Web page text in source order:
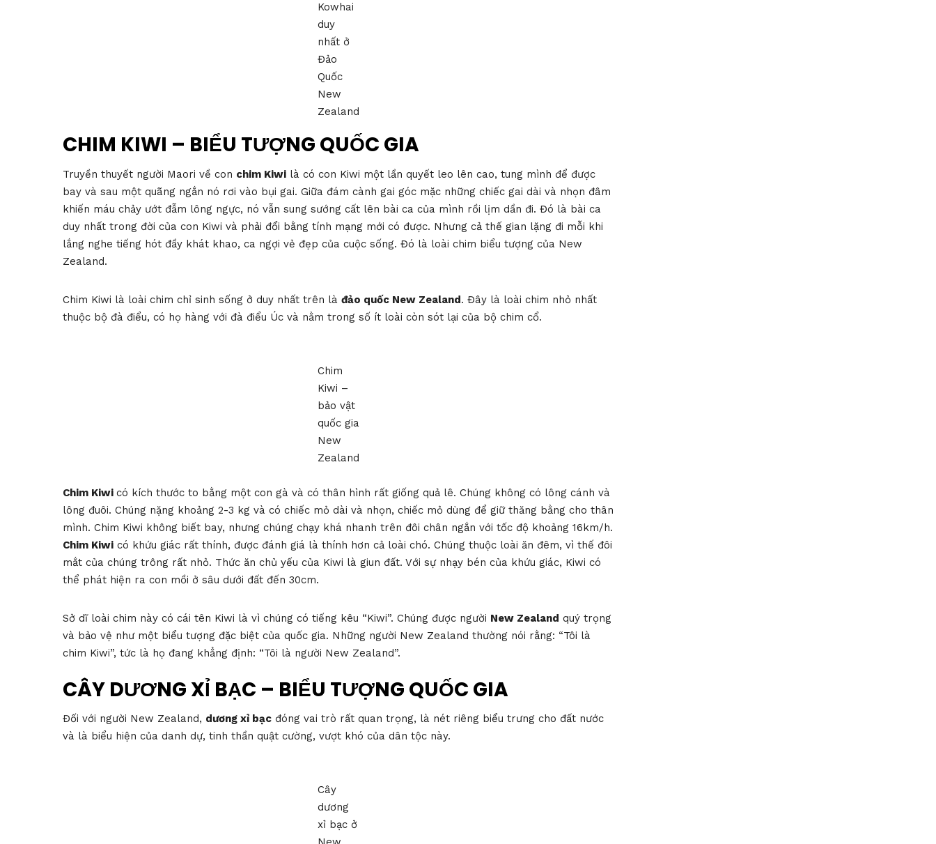
Kowhai
duy
nhất ở
Đảo
Quốc
New
Zealand
CHIM KIWI – BIỂU TƯỢNG QUỐC GIA
Truyền thuyết người Maori về con chim Kiwi là có con Kiwi một lần quyết leo lên cao, tung mình để được
bay và sau một quãng ngắn nó rơi vào bụi gai. Giữa đám cành gai góc mặc những chiếc gai dài và nhọn đâm
khiến máu chảy ướt đẫm lông ngực, nó vẫn sung sướng cất lên bài ca của mình rồi lịm dần đi. Đó là bài ca
duy nhất trong đời của con Kiwi và phải đổi bằng tính mạng mới có được. Nhưng cả thế gian lặng đi mỗi khi
lắng nghe tiếng hót đầy khát khao, ca ngợi vẻ đẹp của cuộc sống. Đó là loài chim biểu tượng của New
Zealand.
Chim Kiwi là loài chim chỉ sinh sống ở duy nhất trên là đảo quốc New Zealand. Đây là loài chim nhỏ nhất
thuộc bộ đà điểu, có họ hàng với đà điểu Úc và nằm trong số ít loài còn sót lại của bộ chim cổ.
Chim
Kiwi –
bảo vật
quốc gia
New
Zealand
Chim Kiwi có kích thước to bằng một con gà và có thân hình rất giống quả lê. Chúng không có lông cánh và
lông đuôi. Chúng nặng khoảng 2-3 kg và có chiếc mỏ dài và nhọn, chiếc mỏ dùng để giữ thăng bằng cho thân
mình. Chim Kiwi không biết bay, nhưng chúng chạy khá nhanh trên đôi chân ngắn với tốc độ khoảng 16km/h.
Chim Kiwi có khứu giác rất thính, được đánh giá là thính hơn cả loài chó. Chúng thuộc loài ăn đêm, vì thế đôi
mắt của chúng trông rất nhỏ. Thức ăn chủ yếu của Kiwi là giun đất. Với sự nhạy bén của khứu giác, Kiwi có
thể phát hiện ra con mồi ở sâu dưới đất đến 30cm.
Sở dĩ loài chim này có cái tên Kiwi là vì chúng có tiếng kêu “Kiwi”. Chúng được người New Zealand quý trọng
và bảo vệ như một biểu tượng đặc biệt của quốc gia. Những người New Zealand thường nói rằng: “Tôi là
chim Kiwi”, tức là họ đang khẳng định: “Tôi là người New Zealand”.
CÂY DƯƠNG XỈ BẠC – BIỂU TƯỢNG QUỐC GIA
Đối với người New Zealand, dương xỉ bạc đóng vai trò rất quan trọng, là nét riêng biểu trưng cho đất nước
và là biểu hiện của danh dự, tinh thần quật cường, vượt khó của dân tộc này.
Cây
dương
xỉ bạc ở